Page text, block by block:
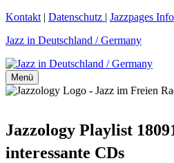
Zum
springen
Kontakt | Datenschutz | Jazzpages Info
Jazz in Deutschland / Germany
Menü
Jazzology Playlist
interessante CDs